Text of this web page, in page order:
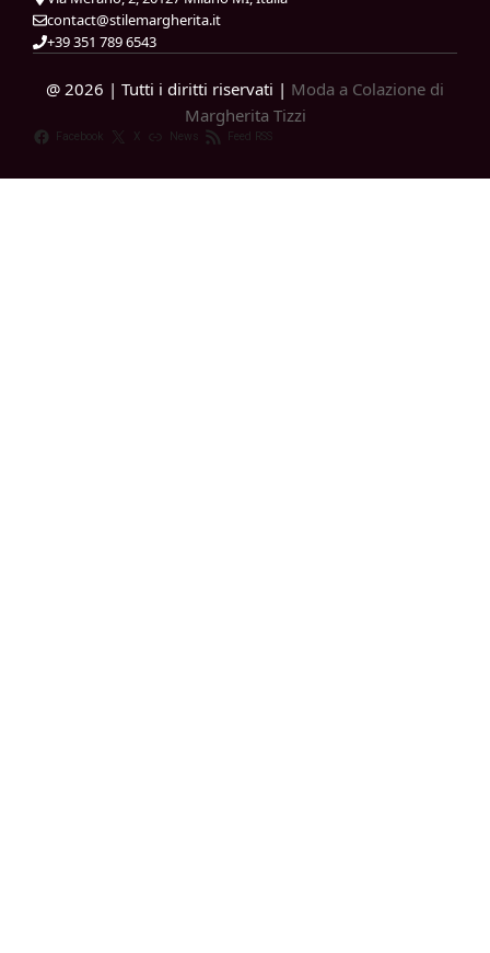
contact@stilemargherita.it
+39 351 789 6543
@ 2026 | Tutti i diritti riservati | Moda a Colazione di
Margherita Tizzi
Facebook X News Feed RSS